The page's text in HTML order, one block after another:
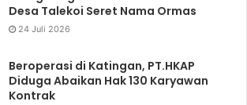
Desa Talekoi Seret Nama Ormas
24 Juli 2026
Beroperasi di Katingan, PT.HKAP
Diduga Abaikan Hak 130 Karyawan
Kontrak